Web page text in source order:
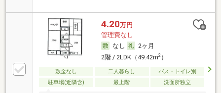
4.20万円
管理費なし
なし
2ヶ月
2階 / 2LDK（49.42m2）
敷金なし 二人暮らし
バス・トイレ別
駐車場(近隣含)
最上階 洗面所独立